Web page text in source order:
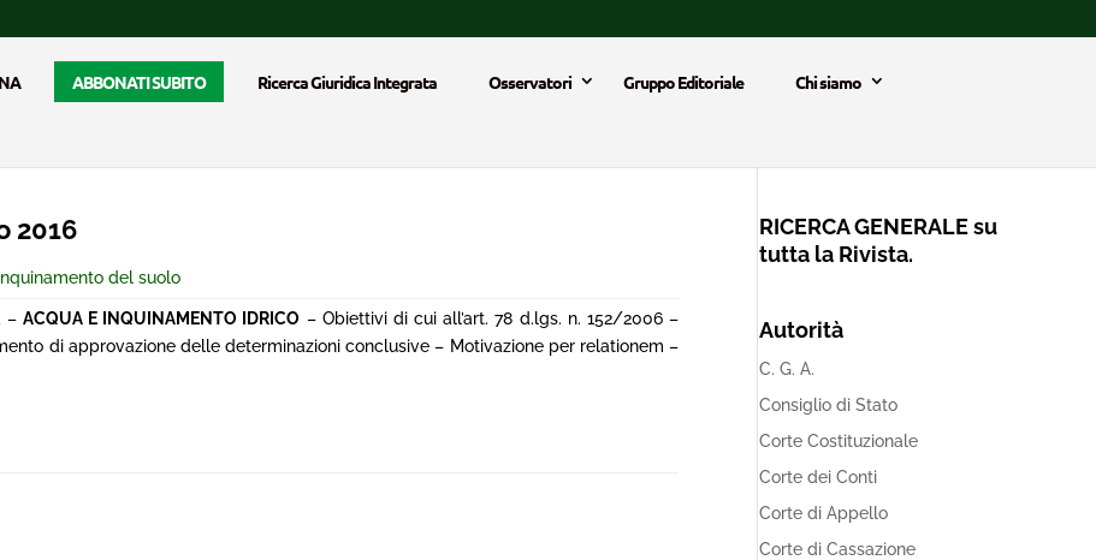
ABBONATI SUBITO Ricerca Giuridica Integrata Osservatori Gruppo Editoriale
Chi siamo
2016
Inquinamento del suolo
– ACQUA E INQUINAMENTO IDRICO – Obiettivi di cui all’art. 78 d.lgs. n. 152/2006 –
di approvazione delle determinazioni conclusive – Motivazione per relationem –
RICERCA GENERALE su
tutta la Rivista.
Autorità
C. G. A.
Consiglio di Stato
Corte Costituzionale
Corte dei Conti
Corte di Appello
Corte di Cassazione